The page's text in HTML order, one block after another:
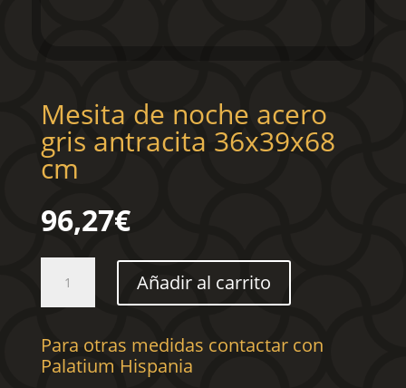
Mesita de noche acero
gris antracita 36x39x68
cm
96,27€
noche
gris
antracita
Añadir al carrito
Para otras medidas contactar con
Palatium Hispania